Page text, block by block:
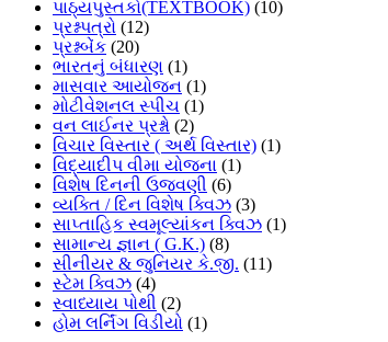
પાઠ્યપુસ્તકો(TEXTBOOK) (10)
પ્રશ્નપત્રો (12)
પ્રશ્નબેંક (20)
ભારતનું બંધારણ (1)
માસવાર આયોજન (1)
મોટીવેશનલ સ્પીચ (1)
વન લાઈનર પ્રશ્નો (2)
વિચાર વિસ્તાર ( અર્થ વિસ્તાર) (1)
વિદ્યાદીપ વીમા યોજના (1)
વિશેષ દિનની ઉજવણી (6)
વ્યક્તિ / દિન વિશેષ ક્વિઝ (3)
સાપ્તાહિક સ્વમૂલ્યાંકન ક્વિઝ (1)
સામાન્ય જ્ઞાન ( G.K.) (8)
સીનીયર & જુનિયર કે.જી. (11)
સ્ટેમ ક્વિઝ (4)
સ્વાધ્યાય પોથી (2)
હોમ લર્નિંગ વિડીયો (1)